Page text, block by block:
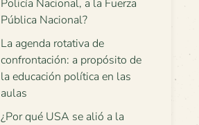
Policía Nacional, a la Fuerza
Pública Nacional?
La agenda rotativa de
confrontación: a propósito de
la educación política en las
aulas
¿Por qué USA se alió a la